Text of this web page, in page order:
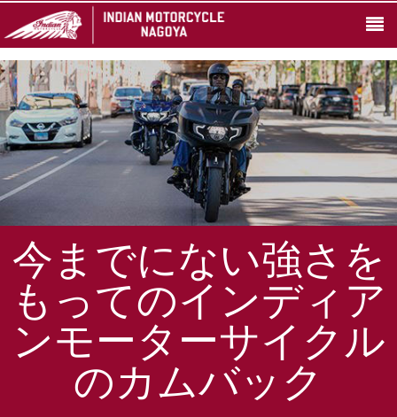
今までにない強さを
もってのインディア
ンモーターサイクル
のカムバック